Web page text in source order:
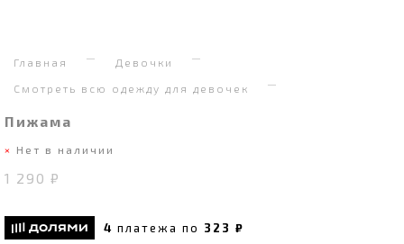
Главная Девочки
Смотреть всю одежду для девочек
Пижама
Нет в наличии
1 290 ₽
4 платежа по 323 ₽